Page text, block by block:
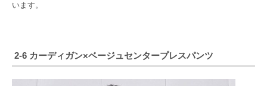
います。
2-6 カーディガン×ベージュセンタープレスパンツ